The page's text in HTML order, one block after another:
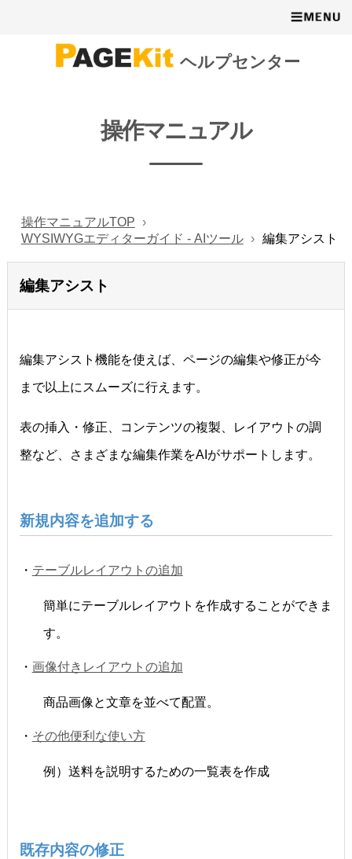
ヘルプセンター
操作マニュアル
操作マニュアルTOP
WYSIWYGエディターガイド - AIツール
編集アシスト
編集アシスト
編集アシスト機能を使えば、ページの編集や修正が今
まで以上にスムーズに行えます。
表の挿入・修正、コンテンツの複製、レイアウトの調
整など、さまざまな編集作業をAIがサポートします。
新規内容を追加する
・ テーブルレイアウトの追加
簡単にテーブルレイアウトを作成することができま
す。
・ 画像付きレイアウトの追加
商品画像と文章を並べて配置。
・ その他便利な使い方
例）送料を説明するための一覧表を作成
既存内容の修正